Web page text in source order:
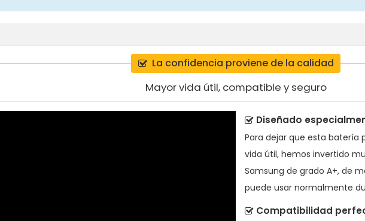
La confidencia proviene de la calidad
Mayor vida útil, compatible y seguro
Diseñado
Para dejar que esta batería
vida útil, hemos invertido
Samsung de grado A+, de
puede usar normalmente
Compatibilidad